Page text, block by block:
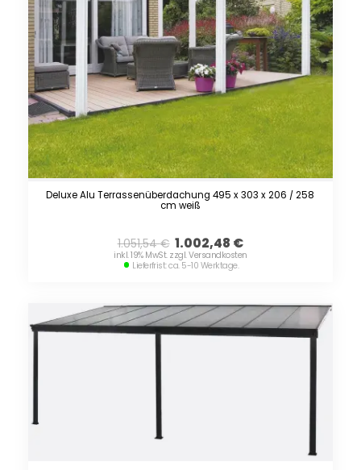
Deluxe Alu Terrassenüberdachung 495 x 303 x 206 / 258
cm weiß
1.051,54€ 1.002,48 €
inkl. 19% MwSt. zzgl. Versandkosten
Lieferfrist: ca. 5-10 Werktage.